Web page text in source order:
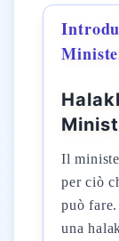
Il
per ciò
può
una